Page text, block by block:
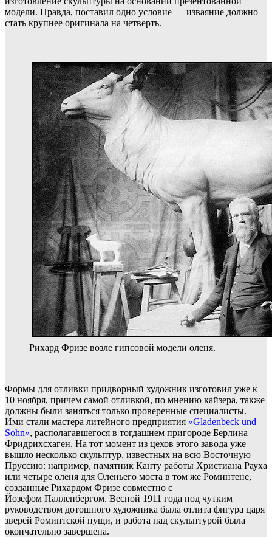
модели. Правда, поставил одно условие — изваяние должно
стать крупнее оригинала на четверть.
Рихард Фризе возле гипсовой модели оленя.
Формы для отливки придворный художник изготовил уже к
10 ноября, причем самой отливкой, по мнению кайзера, также
должны были заняться только проверенные специалисты.
Ими стали мастера литейного предприятия «Gladenbeck und
Sohn», располагавшегося в тогдашнем пригороде Берлина
Фридрихсхаген. На тот момент из цехов этого завода уже
вышло несколько скульптур, известных на всю Восточную
Пруссию: например, памятник Канту работы Христиана Рауха
или четыре оленя для Оленьего моста в том же Роминтене,
созданные Рихардом Фризе совместно с
Йозефом Палленбергом. Весной 1911 года под чутким
руководством дотошного художника была отлита фигура царя
зверей Роминтской пущи, и работа над скульптурой была
окончательно завершена.